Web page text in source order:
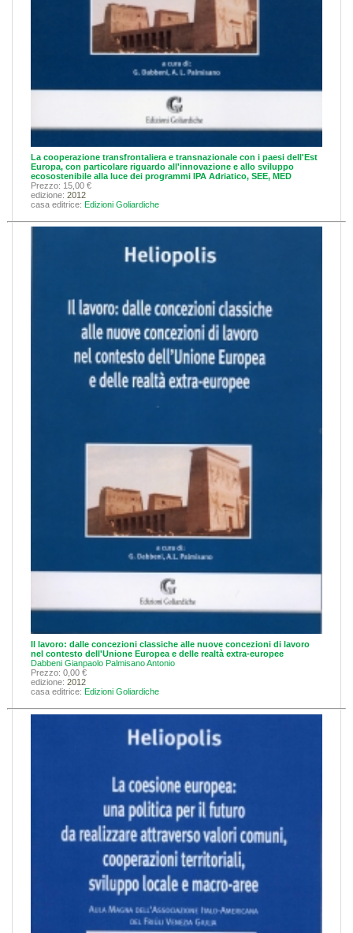
La cooperazione transfrontaliera e transnazionale con i paesi dell'Est
Europa, con particolare riguardo all'innovazione e allo sviluppo
ecosostenibile alla luce dei programmi IPA Adriatico, SEE, MED
Prezzo: 15,00 €
edizione: 2012
casa editrice: Edizioni Goliardiche
Il lavoro: dalle concezioni classiche alle nuove concezioni di lavoro
nel contesto dell'Unione Europea e delle realtà extra-europee
Dabbeni Gianpaolo Palmisano Antonio
Prezzo: 0,00 €
edizione: 2012
casa editrice: Edizioni Goliardiche